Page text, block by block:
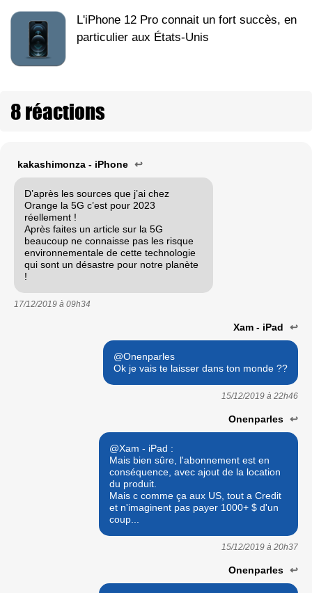
L'iPhone 12 Pro connait un fort succès, en
particulier aux États-Unis
8 réactions
kakashimonza - iPhone ↩
D’après les sources que j’ai chez
Orange la 5G c’est pour 2023
réellement !
Après faites un article sur la 5G
beaucoup ne connaisse pas les risque
environnementale de cette technologie
qui sont un désastre pour notre planète
!
17/12/2019 à 09h34
Xam - iPad ↩
@Onenparles
Ok je vais te laisser dans ton monde ??
15/12/2019 à 22h46
Onenparles ↩
@Xam - iPad :
Mais bien sûre, l'abonnement est en
conséquence, avec ajout de la location
du produit.
Mais c comme ça aux US, tout a Credit
et n'imaginent pas payer 1000+ $ d'un
coup...
15/12/2019 à 20h37
Onenparles ↩